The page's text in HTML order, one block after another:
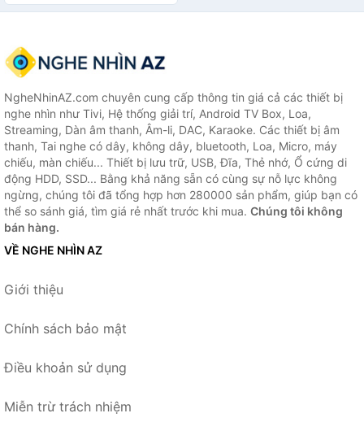
NgheNhinAZ.com chuyên cung cấp thông tin giá cả các thiết bị
nghe nhìn như Tivi, Hệ thống giải trí, Android TV Box, Loa,
Streaming, Dàn âm thanh, Âm-li, DAC, Karaoke. Các thiết bị âm
thanh, Tai nghe có dây, không dây, bluetooth, Loa, Micro, máy
chiếu, màn chiếu... Thiết bị lưu trữ, USB, Đĩa, Thẻ nhớ, Ổ cứng di
động HDD, SSD... Bằng khả năng sẵn có cùng sự nỗ lực không
ngừng, chúng tôi đã tổng hợp hơn 280000 sản phẩm, giúp bạn có
thể so sánh giá, tìm giá rẻ nhất trước khi mua. Chúng tôi không
bán hàng.
VỀ NGHE NHÌN AZ
Giới thiệu
Chính sách bảo mật
Điều khoản sử dụng
Miễn trừ trách nhiệm